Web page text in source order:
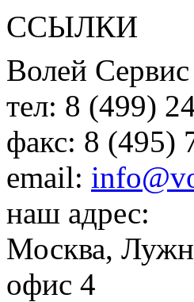
ССЫЛКИ
Волей Сервис
тел: 8 (499)
факс: 8 (495)
email:
наш адрес:
Москва,
офис 4